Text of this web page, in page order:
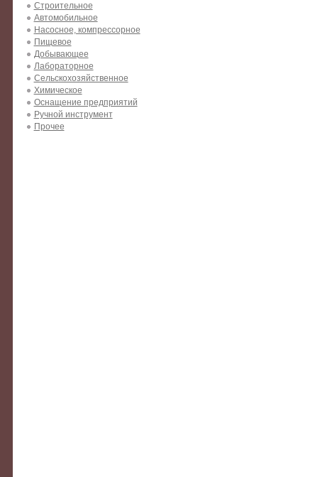
Строительное
Автомобильное
Насосное, компрессорное
Пищевое
Добывающее
Лабораторное
Сельскохозяйственное
Химическое
Оснащение предприятий
Ручной инструмент
Прочее